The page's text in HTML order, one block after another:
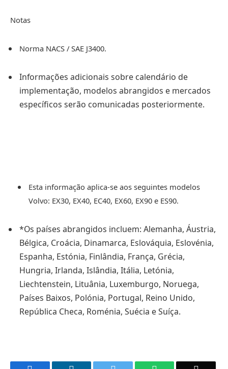
Notas
Norma NACS / SAE J3400.
Informações adicionais sobre calendário de
implementação, modelos abrangidos e mercados
específicos serão comunicadas posteriormente.
Esta informação aplica-se aos seguintes modelos
Volvo: EX30, EX40, EC40, EX60, EX90 e ES90.
*Os países abrangidos incluem: Alemanha, Áustria,
Bélgica, Croácia, Dinamarca, Eslováquia, Eslovénia,
Espanha, Estónia, Finlândia, França, Grécia,
Hungria, Irlanda, Islândia, Itália, Letónia,
Liechtenstein, Lituânia, Luxemburgo, Noruega,
Países Baixos, Polónia, Portugal, Reino Unido,
República Checa, Roménia, Suécia e Suíça.